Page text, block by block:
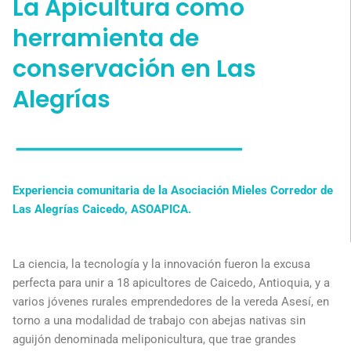
La Apicultura como
herramienta de
conservación en Las
Alegrías
Experiencia comunitaria de la Asociación Mieles Corredor de
Las Alegrías Caicedo, ASOAPICA.
La ciencia, la tecnología y la innovación fueron la excusa
perfecta para unir a 18 apicultores de Caicedo, Antioquia, y a
varios jóvenes rurales emprendedores de la vereda Asesí, en
torno a una modalidad de trabajo con abejas nativas sin
aguijón denominada meliponicultura, que trae grandes